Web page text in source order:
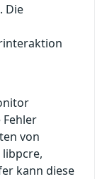
Die
von
kann diese